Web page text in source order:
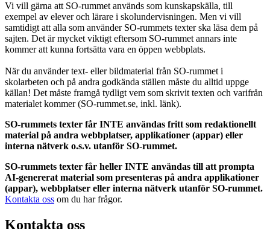
Vi vill gärna att SO-rummet används som kunskapskälla, till
exempel av elever och lärare i skolundervisningen. Men vi vill
samtidigt att alla som använder SO-rummets texter ska läsa dem på
sajten. Det är mycket viktigt eftersom SO-rummet annars inte
kommer att kunna fortsätta vara en öppen webbplats.
När du använder text- eller bildmaterial från SO-rummet i
skolarbeten och på andra godkända ställen måste du alltid uppge
källan! Det måste framgå tydligt vem som skrivit texten och varifrån
materialet kommer (SO-rummet.se, inkl. länk).
SO-rummets texter får INTE användas fritt som redaktionellt
material på andra webbplatser, applikationer (appar) eller
interna nätverk o.s.v. utanför SO-rummet.
SO-rummets texter får heller INTE användas till att prompta
AI-genererat material som presenteras på andra applikationer
(appar), webbplatser eller interna nätverk utanför SO-rummet.
Kontakta oss om du har frågor.
Kontakta oss